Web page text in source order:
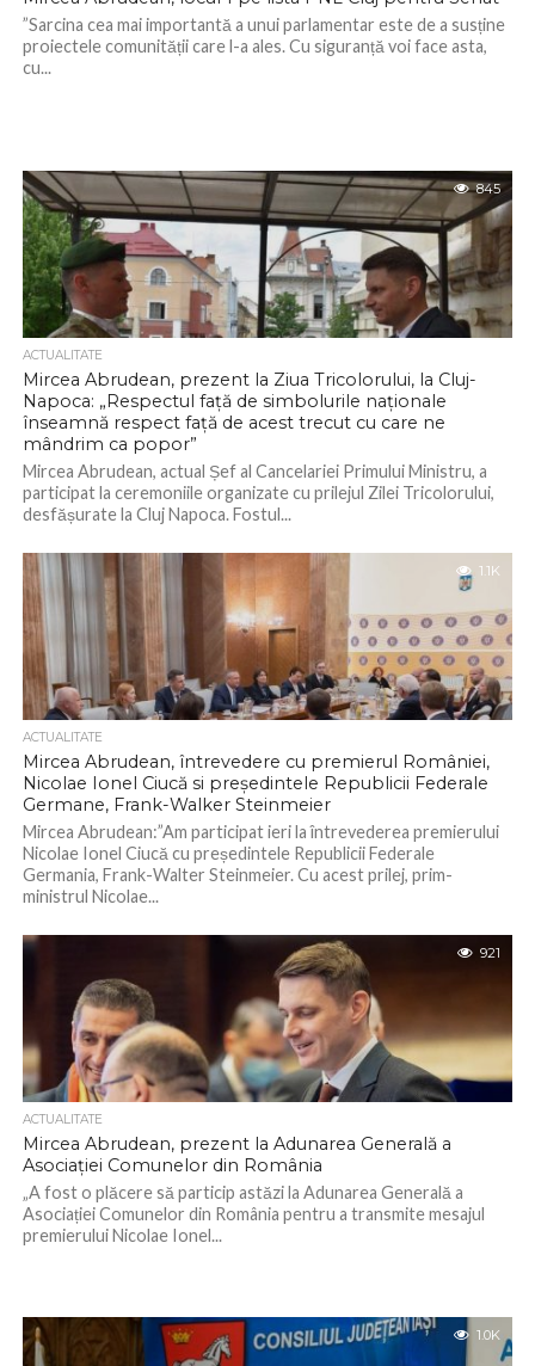
”Sarcina cea mai importantă a unui parlamentar este de a susține
proiectele comunității care l-a ales. Cu siguranță voi face asta,
cu...
845
ACTUALITATE
Mircea Abrudean, prezent la Ziua Tricolorului, la Cluj-
Napoca: „Respectul față de simbolurile naționale
înseamnă respect față de acest trecut cu care ne
mândrim ca popor”
Mircea Abrudean, actual Șef al Cancelariei Primului Ministru, a
participat la ceremoniile organizate cu prilejul Zilei Tricolorului,
desfășurate la Cluj Napoca. Fostul...
1.1K
ACTUALITATE
Mircea Abrudean, întrevedere cu premierul României,
Nicolae Ionel Ciucă si președintele Republicii Federale
Germane, Frank-Walker Steinmeier
Mircea Abrudean:”Am participat ieri la întrevederea premierului
Nicolae Ionel Ciucă cu președintele Republicii Federale
Germania, Frank-Walter Steinmeier. Cu acest prilej, prim-
ministrul Nicolae...
921
ACTUALITATE
Mircea Abrudean, prezent la Adunarea Generală a
Asociației Comunelor din România
„A fost o plăcere să particip astăzi la Adunarea Generală a
Asociației Comunelor din România pentru a transmite mesajul
premierului Nicolae Ionel...
1.0K